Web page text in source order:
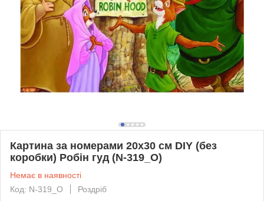
Картина за номерами 20х30 см DIY (без
коробки) Робін гуд (N-319_O)
Немає в наявності
Код: N-319_O
Роздріб